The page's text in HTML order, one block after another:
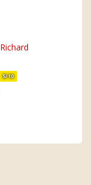
Richard
5/10